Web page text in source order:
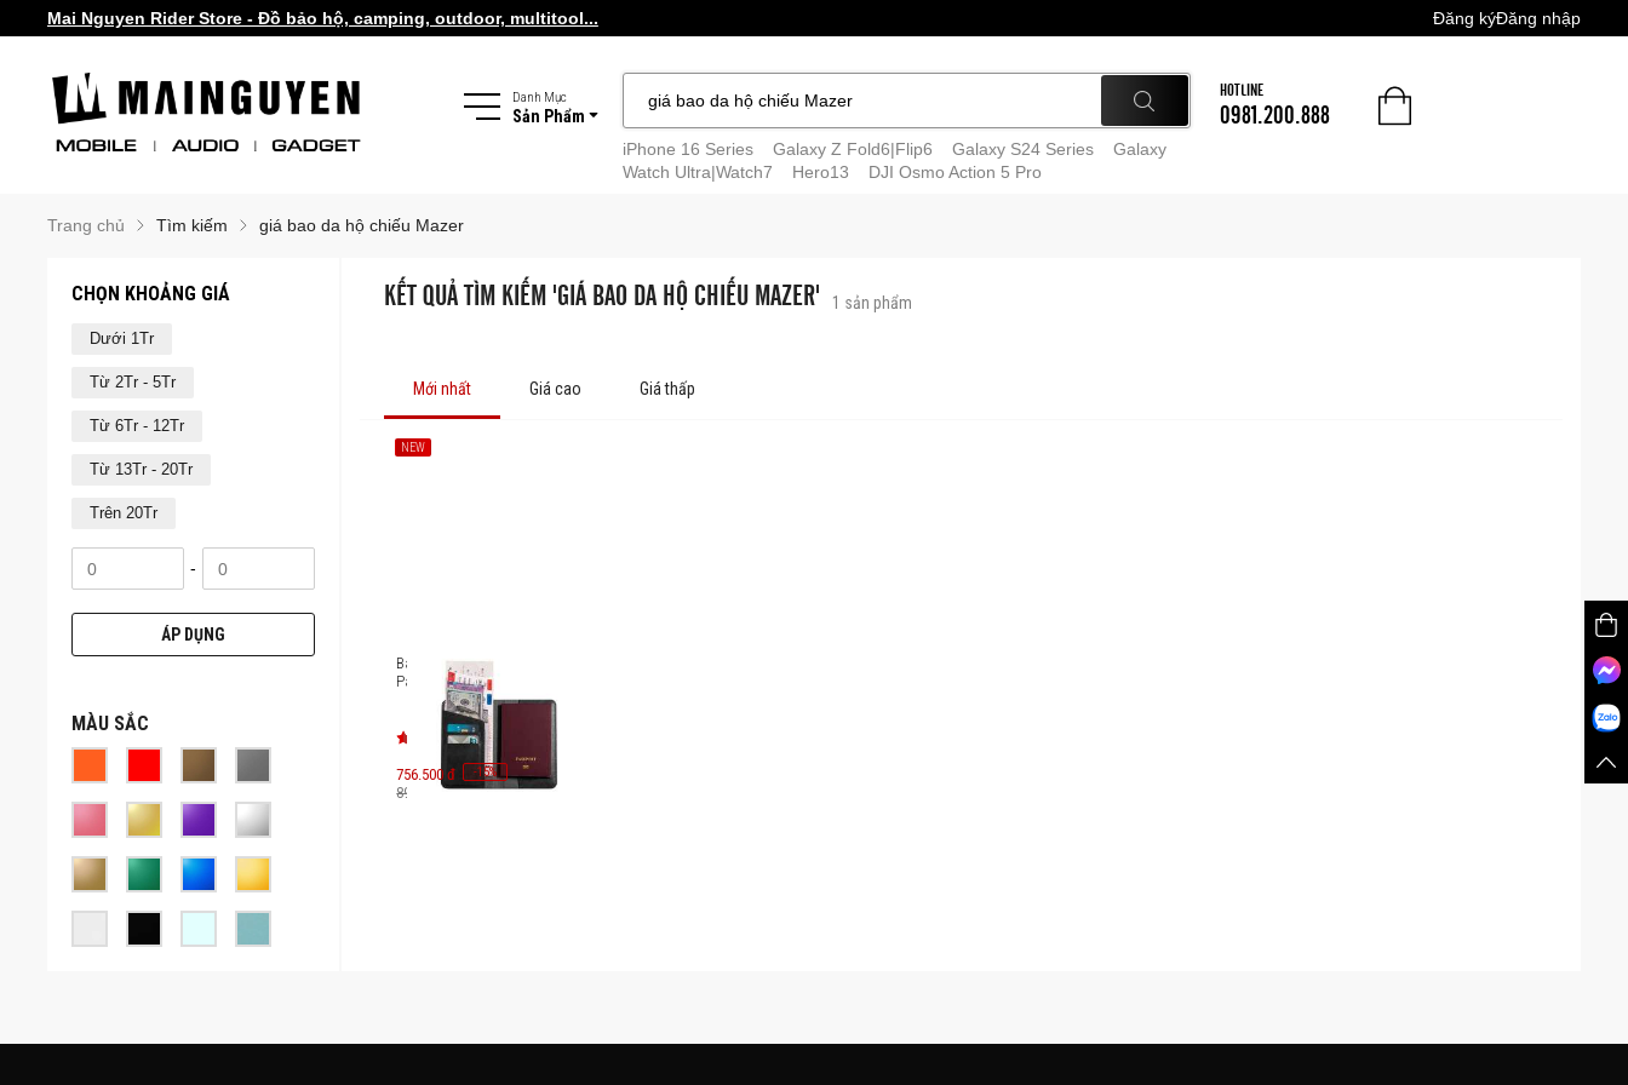
Mai Nguyen Rider Store - Đồ bảo hộ, camping, outdoor, multitool... Đăng kýĐăng nhập
Danh Mục
Sản Phẩm
iPhone 16 Series
Galaxy Z Fold6|Flip6 Galaxy S24 Series
Galaxy
Watch Ultra|Watch7
Hero13 DJI Osmo Action 5 Pro
HOTLINE
0981.200.888
Trang chủ Tìm kiếm giá bao da hộ chiếu Mazer
CHỌN KHOẢNG GIÁ
Dưới 1Tr
Từ 2Tr - 5Tr
Từ 6Tr - 12Tr
Từ 13Tr - 20Tr
Trên 20Tr
-
ÁP DỤNG
MÀU SẮC
KẾT QUẢ TÌM KIẾM 'GIÁ BAO DA HỘ CHIẾU MAZER' 1 sản phẩm
Mới nhất Giá cao Giá thấp
NEW
Bao da hộ chiếu Mazer 1 Tag
Passport [M-1tag-Passport]
756.500 đ -15%
890.000 đ